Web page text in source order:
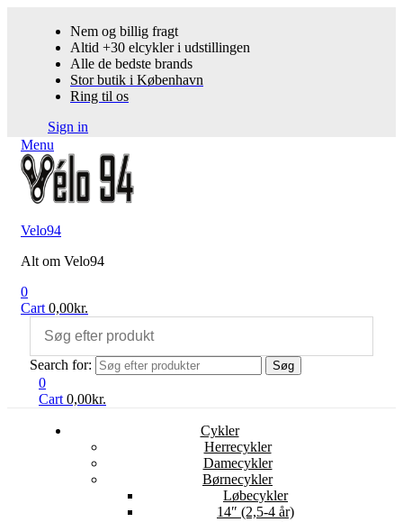
Nem og billig fragt
Altid +30 elcykler i udstillingen
Alle de bedste brands
Stor butik i København
Ring til os
Sign in
Menu
Velo94
Alt om Velo94
0
Cart 0,00kr.
Search for: Søg
0
Cart 0,00kr.
Cykler
Herrecykler
Damecykler
Børnecykler
Løbecykler
14″ (2,5-4 år)